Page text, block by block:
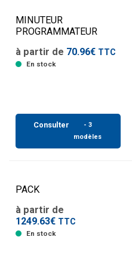
MINUTEUR
PROGRAMMATEUR
à partir de 70.96€ TTC
En stock
Consulter
- 3
modèles
PACK
à partir de
1249.63€ TTC
En stock